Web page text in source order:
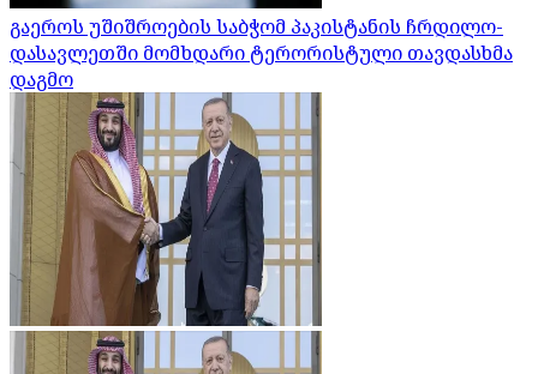
გაეროს უშიშროების საბჭომ პაკისტანის ჩრდილო-
დასავლეთში მომხდარი ტერორისტული თავდასხმა
დაგმო